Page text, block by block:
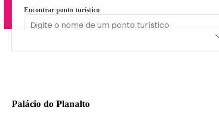
Encontrar ponto turístico
Palácio do Planalto